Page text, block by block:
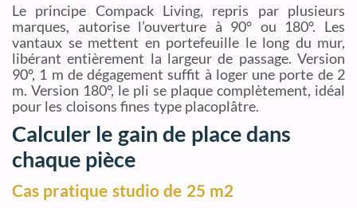
Le principe Compack Living, repris par plusieurs
marques, autorise l’ouverture à 90° ou 180°. Les
vantaux se mettent en portefeuille le long du mur,
libérant entièrement la largeur de passage. Version
90°, 1 m de dégagement suffit à loger une porte de 2
m. Version 180°, le pli se plaque complètement, idéal
pour les cloisons fines type placoplâtre.
Calculer le gain de place dans
chaque pièce
Cas pratique studio de 25 m2